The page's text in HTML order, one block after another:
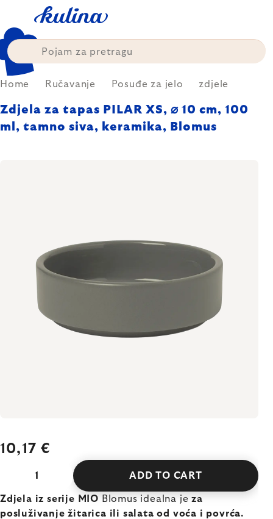
content
Home Ručavanje Posuđe za jelo zdjele
Zdjela za tapas PILAR XS, ⌀ 10 cm, 100
ml, tamno siva, keramika, Blomus
10,17 €
ADD TO CART
Zdjela iz serije MIO Blomus idealna jeza
posluživanje žitarica ili salata od voća i povrća.